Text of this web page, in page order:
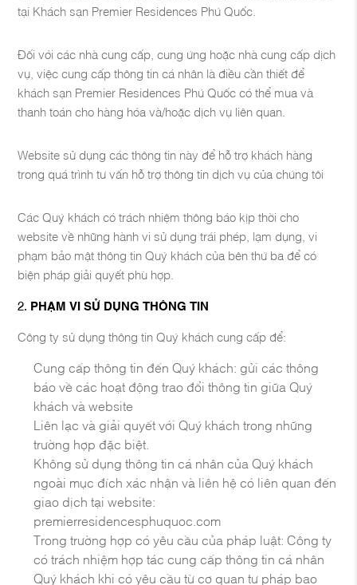
tại Khách sạn Premier Residences Phú Quốc.
Đối với các nhà cung cấp, cung ứng hoặc nhà cung cấp dịch
vụ, việc cung cấp thông tin cá nhân là điều cần thiết để
khách sạn Premier Residences Phú Quốc có thể mua và
thanh toán cho hàng hóa và/hoặc dịch vụ liên quan.
Website sử dụng các thông tin này để hỗ trợ khách hàng
trong quá trình tư vấn hỗ trợ thông tin dịch vụ của chúng tôi
Các Quý khách có trách nhiệm thông báo kịp thời cho
website về những hành vi sử dụng trái phép, lạm dụng, vi
phạm bảo mật thông tin Quý khách của bên thứ ba để có
biện pháp giải quyết phù hợp.
PHẠM VI SỬ DỤNG THÔNG TIN
Công ty sử dụng thông tin Quý khách cung cấp để:
Cung cấp thông tin đến Quý khách: gửi các thông
báo về các hoạt động trao đổi thông tin giữa Quý
khách và website
Liên lạc và giải quyết với Quý khách trong những
trường hợp đặc biệt.
Không sử dụng thông tin cá nhân của Quý khách
ngoài mục đích xác nhận và liên hệ có liên quan đến
giao dịch tại website:
premierresidencesphuquoc.com
Trong trường hợp có yêu cầu của pháp luật: Công ty
có trách nhiệm hợp tác cung cấp thông tin cá nhân
Quý khách khi có yêu cầu từ cơ quan tư pháp bao